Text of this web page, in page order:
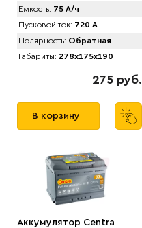
Емкость: 75 А/ч
Пусковой ток: 720 А
Полярность: Обратная
Габариты: 278x175x190
275 руб.
В корзину
Аккумулятор Centra